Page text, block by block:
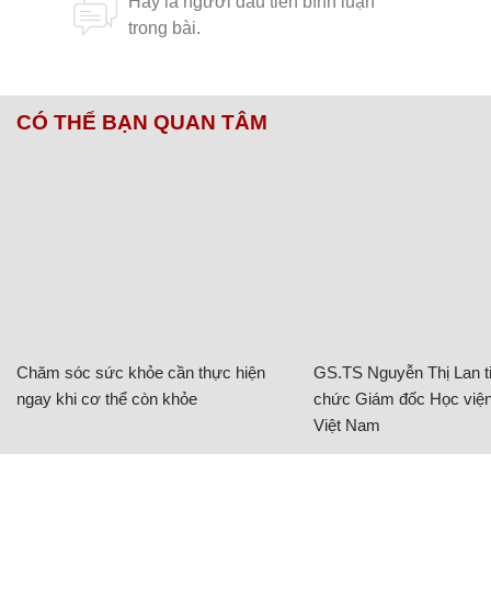
CÓ THỂ BẠN QUAN TÂM
Chăm sóc sức khỏe cần thực hiện
ngay khi cơ thể còn khỏe
GS.TS Nguyễn Thị Lan
chức Giám đốc Học
Việt Nam